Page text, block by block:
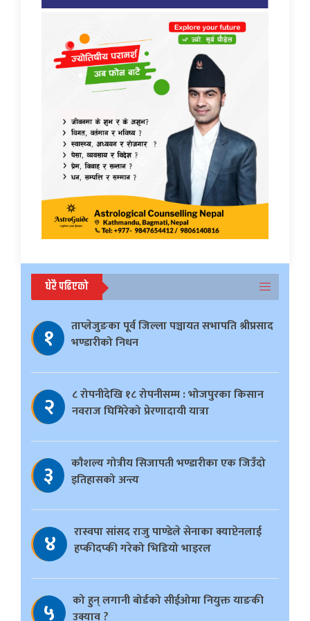
धेरै पढिएको
१
ताप्लेजुङका पूर्व जिल्ला पञ्चायत सभापति श्रीप्रसाद
भण्डारीको निधन
२
८ रोपनीदेखि १८ रोपनीसम्म : भोजपुरका किसान
नवराज घिमिरेको प्रेरणादायी यात्रा
३
काैशल्य गोत्रीय सिजापती भण्डारीका एक जिउँदो
इतिहासको अन्त्य
४
रास्वपा सांसद राजु पाण्डेले सेनाका क्याप्टेनलाई
हप्कीदप्की गरेको भिडियो भाइरल
५
को हुन् लगानी बोर्डको सीईओमा नियुक्त याङकी